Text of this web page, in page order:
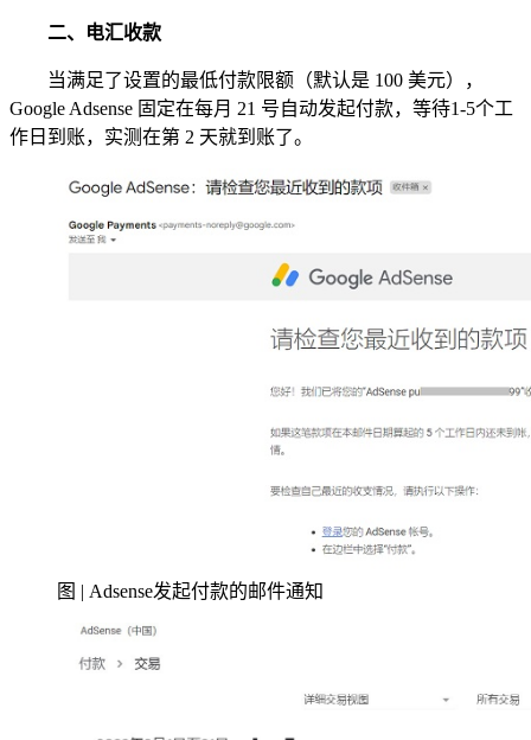
二、电汇收款
当满足了设置的最低付款限额（默认是 100 美元），
Google Adsense 固定在每月 21 号自动发起付款，等待1-5个工
作日到账，实测在第 2 天就到账了。
图 | Adsense发起付款的邮件通知